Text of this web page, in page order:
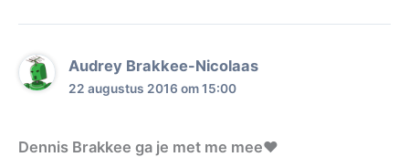
Audrey Brakkee-Nicolaas
22 augustus 2016 om 15:00
Dennis Brakkee ga je met me mee❤️